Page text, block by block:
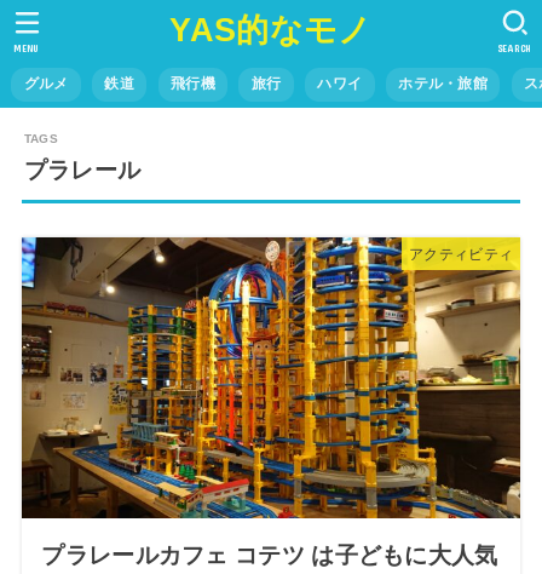
YAS的なモノ
グルメ 鉄道 飛行機 旅行 ハワイ ホテル・旅館
SEARCH
MENU
プラレール
アクティビティ
プラレールカフェ コテツ は子どもに大人気